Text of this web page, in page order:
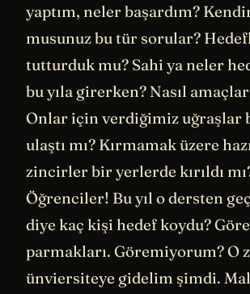
yaptım, neler başardım?
musunuz bu tür sorular?
tutturduk mu? Sahi ya neler
bu yıla girerken? Nasıl
Onlar için verdiğimiz uğraşlar
ulaştı mı? Kırmamak üzere
zincirler bir yerlerde kırıldı
Öğrenciler! Bu yıl o dersten
diye kaç kişi hedef koydu?
parmakları. Göremiyorum? O
ünviersiteye gidelim şimdi.